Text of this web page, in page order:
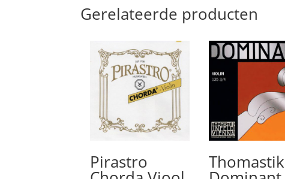
Gerelateerde producten
Pirastro Thomastik